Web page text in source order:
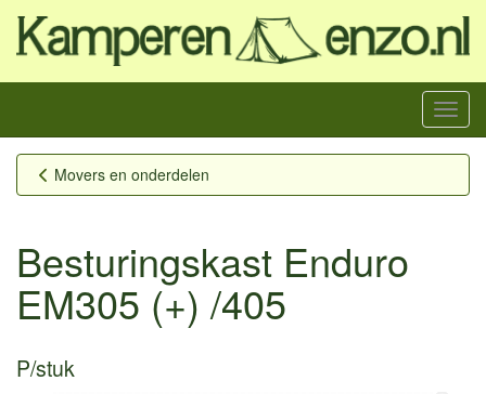
Menu
Movers en onderdelen
Besturingskast Enduro
EM305 (+) /405
P/stuk